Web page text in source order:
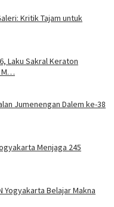
Kritik Tajam untuk
Laku Sakral Keraton
M…
Jumenengan Dalem ke-38
Menjaga 245
Yogyakarta Belajar Makna